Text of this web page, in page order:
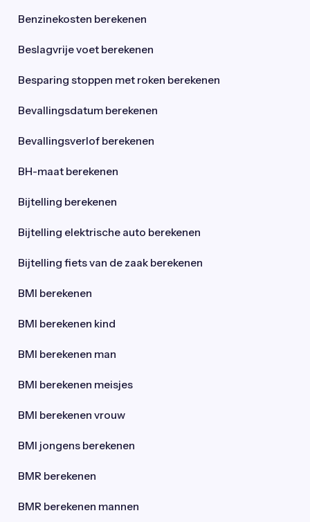
Benzinekosten berekenen
Beslagvrije voet berekenen
Besparing stoppen met roken berekenen
Bevallingsdatum berekenen
Bevallingsverlof berekenen
BH-maat berekenen
Bijtelling berekenen
Bijtelling elektrische auto berekenen
Bijtelling fiets van de zaak berekenen
BMI berekenen
BMI berekenen kind
BMI berekenen man
BMI berekenen meisjes
BMI berekenen vrouw
BMI jongens berekenen
BMR berekenen
BMR berekenen mannen